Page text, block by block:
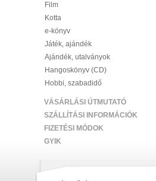
Film
Kotta
e-könyv
Játék, ajándék
Ajándék, utalványok
Hangoskönyv (CD)
Hobbi, szabadidő
VÁSÁRLÁSI ÚTMUTATÓ
SZÁLLÍTÁSI INFORMÁCIÓK
FIZETÉSI MÓDOK
GYIK